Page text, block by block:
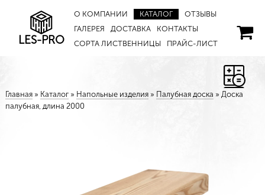
LES-PRO
О КОМПАНИИ КАТАЛОГ
ОТЗЫВЫ
ГАЛЕРЕЯ
ДОСТАВКА
КОНТАКТЫ
СОРТА ЛИСТВЕННИЦЫ
ПРАЙС-ЛИСТ
Главная» Каталог» Напольные изделия» Палубная доска » Доска
палубная, длина 2000